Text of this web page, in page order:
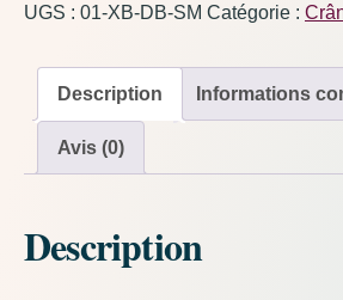
UGS : 01-XB-DB-SM Catégorie :
Description Informations
Avis (0)
Description